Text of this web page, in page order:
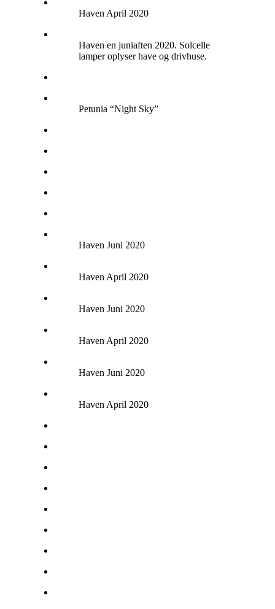
Haven April 2020
Haven en juniaften 2020. Solcelle
lamper oplyser have og drivhuse.
Petunia “Night Sky”
Haven Juni 2020
Haven April 2020
Haven Juni 2020
Haven April 2020
Haven Juni 2020
Haven April 2020